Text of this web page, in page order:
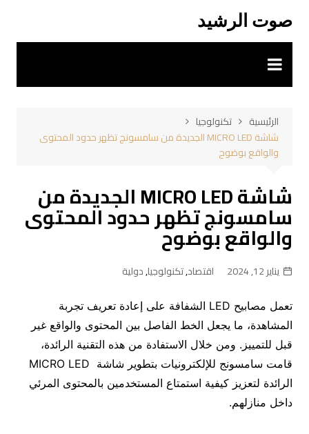
المحتوى
صوت الرشيد
الرئيسية
تكنولوجيا
شاشة MICRO LED الجديدة من سامسونج تظهر حدود المحتوى
والواقع بوضوح
شاشة MICRO LED الجديدة من
سامسونج تظهر حدود المحتوى
والواقع بوضوح
يناير 12, 2024 اقتصاد,تكنولوجيا,دولية
تعمل مصابيح LED الشفافة على إعادة تعريف تجربة
المشاهدة، ما يجعل الخط الفاصل بين المحتوى والواقع غير
قبل للتمييز. ومن خلال الاستفادة من هذه التقنية الرائدة،
قامت سامسونج للإلكترونيات بتطوير شاشة MICRO LED
الرائدة لتعزيز كيفية استمتاع المستخدمين بالمحتوى المرئي
داخل منازلهم.